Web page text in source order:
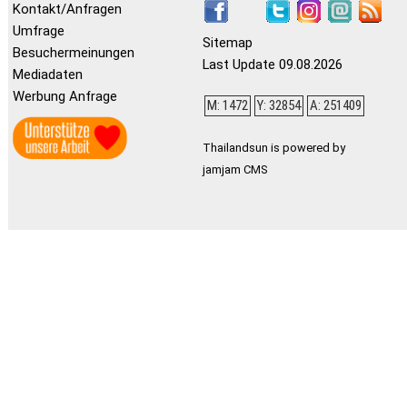
Kontakt/Anfragen
Umfrage
Besuchermeinungen
Mediadaten
Werbung Anfrage
Sitemap
Last Update 09.08.2026
M: 1472 Y: 32854 A: 251409
Thailandsun is powered by
jamjam CMS